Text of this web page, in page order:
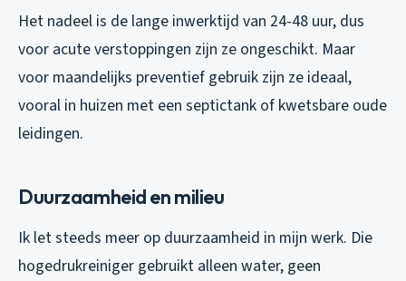
Het nadeel is de lange inwerktijd van 24-48 uur, dus
voor acute verstoppingen zijn ze ongeschikt. Maar
voor maandelijks preventief gebruik zijn ze ideaal,
vooral in huizen met een septictank of kwetsbare oude
leidingen.
Duurzaamheid en milieu
Ik let steeds meer op duurzaamheid in mijn werk. Die
hogedrukreiniger gebruikt alleen water, geen